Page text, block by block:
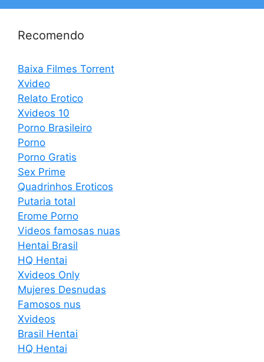
Recomendo
Baixa Filmes Torrent
Xvideo
Relato Erotico
Xvideos 10
Porno Brasileiro
Porno
Porno Gratis
Sex Prime
Quadrinhos Eroticos
Putaria total
Erome Porno
Videos famosas nuas
Hentai Brasil
HQ Hentai
Xvideos Only
Mujeres Desnudas
Famosos nus
Xvideos
Brasil Hentai
HQ Hentai